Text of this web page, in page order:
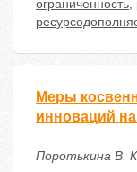
ограниченность,
Меры
инноваций
Поротькина В.